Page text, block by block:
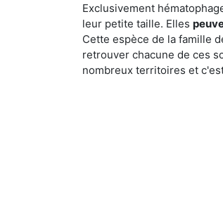
Exclusivement
leur petite taille. Elles
Cette espèce de la famille
retrouver chacune de ces
nombreux territoires et